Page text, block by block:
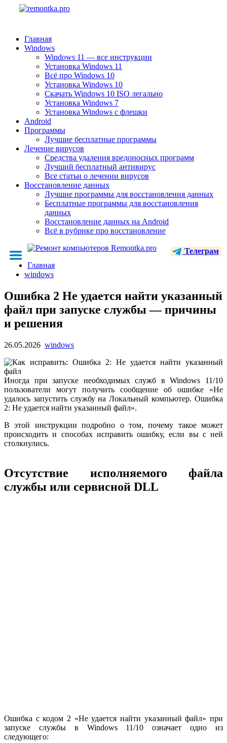
Главная
Windows
Windows 11 — все инструкции
Установка Windows 11
Всё про Windows 10
Установка Windows 10
Скачать Windows 10 ISO легально
Установка Windows 7
Установка Windows с флешки
Android
Программы
Лучшие бесплатные программы
Лечение вирусов
Средства удаления вредоносных программ
Лучший бесплатный антивирус
Все статьи о лечении вирусов
Восстановление данных
Лучшие программы для восстановления данных
Бесплатные программы для восстановления
данных
Восстановление данных на Android
Всё в рубрике про восстановление
Телеграм
Главная
windows
Ошибка 2 Не удается найти указанный
файл при запуске службы — причины
и решения
26.05.2026 windows
Иногда при запуске необходимых служб в Windows 11/10
пользователи могут получить сообщение об ошибке «Не
удалось запустить службу на Локальный компьютер. Ошибка
2: Не удается найти указанный файл».
В этой инструкции подробно о том, почему такое может
происходить и способах исправить ошибку, если вы с ней
столкнулись.
Отсутствие исполняемого файла
службы или сервисной DLL
Ошибка с кодом 2 «Не удается найти указанный файл» при
запуске службы в Windows 11/10 означает одно из
следующего: